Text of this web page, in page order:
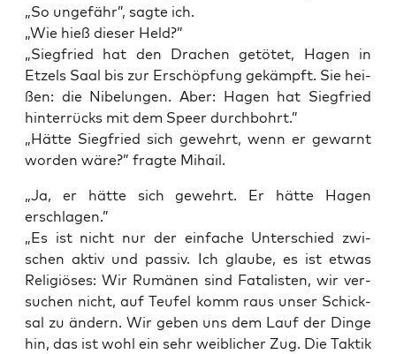
„So unge­fähr”, sag­te ich.
„Wie hieß die­ser Held?”
„Sieg­fried hat den Dra­chen getö­tet, Hagen in
Etzels Saal bis zur Erschöp­fung gekämpft. Sie hei­
ßen: die Nibe­lun­gen. Aber: Hagen hat Sieg­fried
hin­ter­rücks mit dem Speer durchbohrt.”
„Hät­te Sieg­fried sich gewehrt, wenn er gewarnt
wor­den wäre?” frag­te Mihail.
„Ja, er hät­te sich gewehrt. Er hät­te Hagen
erschlagen.”
„Es ist nicht nur der ein­fa­che Unter­schied zwi­
schen aktiv und pas­siv. Ich glau­be, es ist etwas
Reli­giö­ses: Wir Rumä­nen sind Fata­lis­ten, wir ver­
su­chen nicht, auf Teu­fel komm raus unser Schick­
sal zu ändern. Wir geben uns dem Lauf der Din­ge
hin, das ist wohl ein sehr weib­li­cher Zug. Die Tak­tik